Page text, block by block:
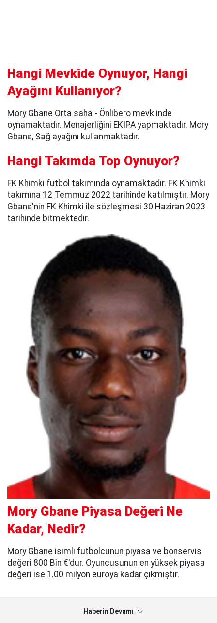
Hangi Mevkide Oynuyor, Hangi
Ayağını Kullanıyor?
Mory Gbane Orta saha - Önlibero mevkiinde
oynamaktadır. Menajerliğini EKIPA yapmaktadır. Mory
Gbane, Sağ ayağını kullanmaktadır.
Hangi Takımda Top Oynuyor?
FK Khimki futbol takımında oynamaktadır. FK Khimki
takımına 12 Temmuz 2022 tarihinde katılmıştır. Mory
Gbane'nin FK Khimki ile sözleşmesi 30 Haziran 2023
tarihinde bitmektedir.
Mory Gbane Piyasa Değeri Ne
Kadar, Nedir?
Mory Gbane isimli futbolcunun piyasa ve bonservis
değeri 800 Bin €'dur. Oyuncusunun en yüksek piyasa
değeri ise 1.00 milyon euroya kadar çıkmıştır.
Haberin Devamı